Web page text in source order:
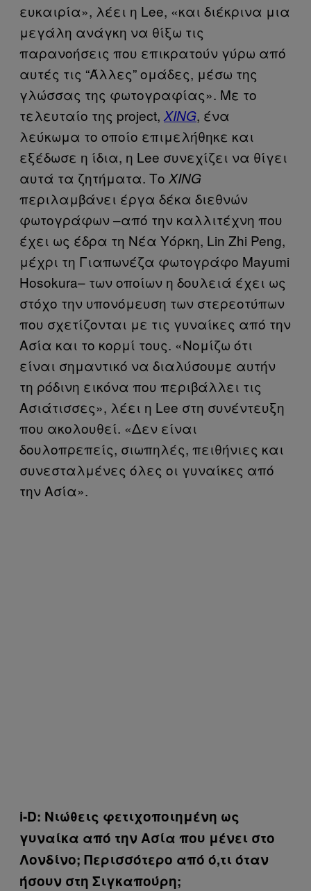
ευκαιρία», λέει η Lee, «και διέκρινα μια
μεγάλη ανάγκη να θίξω τις
παρανοήσεις που επικρατούν γύρω από
αυτές τις “Άλλες” ομάδες, μέσω της
γλώσσας της φωτογραφίας». Με το
τελευταίο της project, XING, ένα
λεύκωμα το οποίο επιμελήθηκε και
εξέδωσε η ίδια, η Lee συνεχίζει να θίγει
αυτά τα ζητήματα. Το XING
περιλαμβάνει έργα δέκα διεθνών
φωτογράφων –από την καλλιτέχνη που
έχει ως έδρα τη Νέα Υόρκη, Lin Zhi Peng,
μέχρι τη Γιαπωνέζα φωτογράφο Mayumi
Hosokura– των οποίων η δουλειά έχει ως
στόχο την υπονόμευση των στερεοτύπων
που σχετίζονται με τις γυναίκες από την
Ασία και το κορμί τους. «Νομίζω ότι
είναι σημαντικό να διαλύσουμε αυτήν
τη ρόδινη εικόνα που περιβάλλει τις
Ασιάτισσες», λέει η Lee στη συνέντευξη
που ακολουθεί. «Δεν είναι
δουλοπρεπείς, σιωπηλές, πειθήνιες και
συνεσταλμένες όλες οι γυναίκες από
την Ασία».
i-D: Νιώθεις φετιχοποιημένη ως
γυναίκα από την Ασία που μένει στο
Λονδίνο; Περισσότερο από ό,τι όταν
ήσουν στη Σιγκαπούρη;